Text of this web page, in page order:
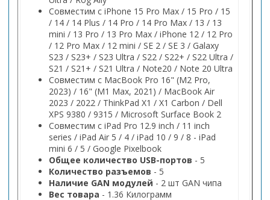
Совместим с iPhone 15 Pro Max / 15 Pro / 15
/ 14 / 14 Plus / 14 Pro / 14 Pro Max / 13 / 13
mini / 13 Pro / 13 Pro Max / iPhone 12 / 12 Pro
/ 12 Pro Max / 12 mini / SE 2 / SE 3 / Galaxy
S23 / S23+ / S23 Ultra / S22 / S22+ / S22 Ultra /
S21 / S21+ / S21 Ultra / Note20 / Note 20 Ultra
Совместим с MacBook Pro 16" (M2 Pro,
2023) / 16" (M1 Max, 2021) / MacBook Air
2023 / 2022 / ThinkPad X1 / X1 Carbon / Dell
XPS 9380 / 9315 / Microsoft Surface Book 2
Совместим с iPad Pro 12.9 inch / 11 inch
series / iPad Air 5 / 4 / iPad 10 / 9 / 8 - iPad
mini 6 / 5 / Google Pixelbook
Общее количество USB-портов - 5
Количество разъемов - 5
Наличие GAN модулей - 2 шт GAN чипа
Вес товара - 1.36 Килограмм